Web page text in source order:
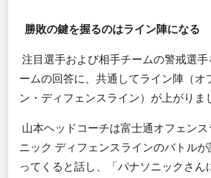
勝敗の鍵を握るのはライン陣になる
注目選手および相手チームの警戒選
ームの回答に、共通してライン陣（オ
ン・ディフェンスライン）が上がりま
山本ヘッドコーチは富士通オフェン
ニック ディフェンスラインのバトル
ってくると話し、「パナソニックさん